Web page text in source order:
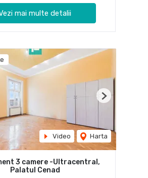
mai multe detalii
Video Harta
Next
3 camere -Ultracentral,
Palatul Cenad